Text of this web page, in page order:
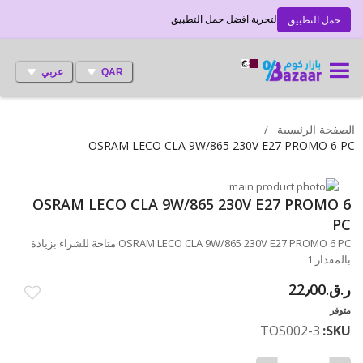
حمل التطبيق لتجربة افضل حمل التطبيق
QAR عربي
الصفحة الرئيسية
OSRAM LECO CLA 9W/865 230V E27 PROMO 6 PC
انتقل
إلى
النهاية
معرض
الصور
تخطي
إلى
بداية
معرض
الصور
OSRAM LECO CLA 9W/865 230V E27 PROMO 6
PC
OSRAM LECO CLA 9W/865 230V E27 PROMO 6 PC متاحة للشراء بزيادة
بالمقدار 1
ر.ق.‏22٫00
متوفر
SKU
TOS002-3